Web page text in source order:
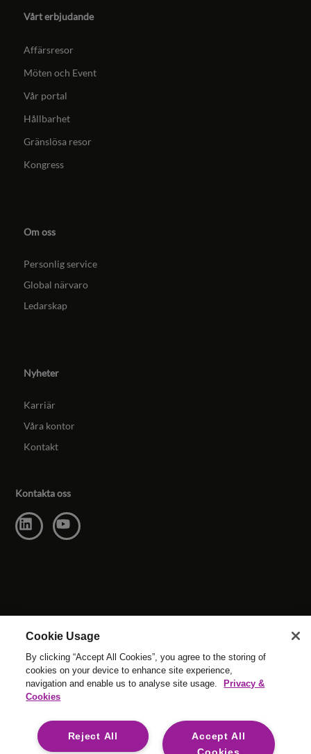
Vårt erbjudande
Affärsresor
Möten och Event
Vår portal
Hållbarhet
Gränslösa resor
Kongress
Om oss
Personlig service
Global närvaro
Ledarskap
Nyheter
Karriär
Våra kontor
Kontakt
Kontakta oss
© Upphovsrätt Reed & Mackay 2026 . Alla rättigheter
Webbplatsens villor|Cookie-inställningar|Modern Slavery
Juridiska villkor
Cookie Usage
By clicking “Accept All Cookies”, you agree to the storing of
cookies on your device to enhance site experience,
navigation and enable us to analyse site usage.
Privacy &
Cookies
Accept All
Reject All